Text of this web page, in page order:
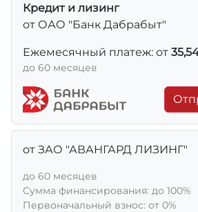
Кредит и лизинг
от ОАО "Банк Дабрабыт"
Ежемесячный платеж: от
до 60 месяцев
от ЗАО "АВАНГАРД ЛИЗИНГ"
до 60 месяцев
Сумма финансирования: до 100%
Первоначальный взнос: от 0%